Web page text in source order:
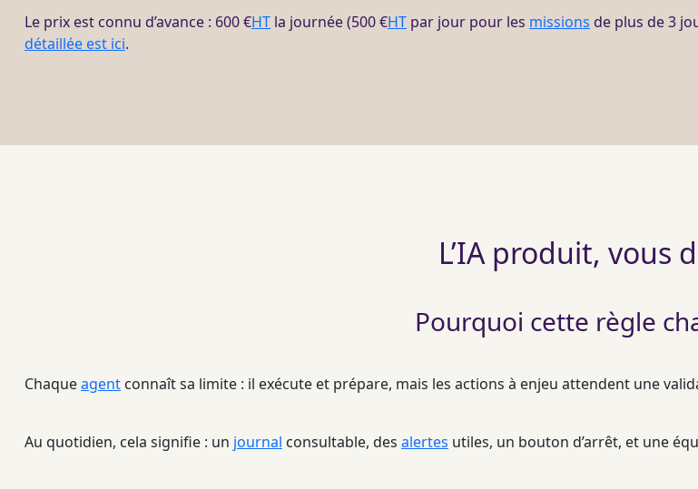
Le prix est connu d’avance : 600 €HT la journée (500 €HT par jour pour les missions de plus de 3
détaillée est ici.
L’IA produit, vous
Pourquoi cette règle
Chaqueagent connaît sa limite : il exécute et prépare, mais les actions à enjeu attendent une
Au quotidien, cela signifie : un journal consultable, des alertes utiles, un bouton d’arrêt, et une